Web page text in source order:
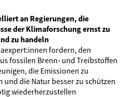
an Regierungen, die
der Klimaforschung ernst zu
zu handeln
fordern, den
fossilen Brenn- und Treibstoffen
die Emissionen zu
und die Natur besser zu schützen
wiederherzustellen